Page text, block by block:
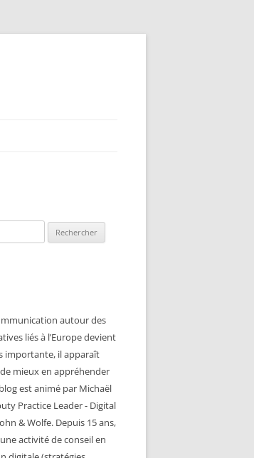
autour des
liés à l’Europe devient
importante, il apparaît
mieux en appréhender
est animé par Michaël
Practice Leader - Digital
& Wolfe. Depuis 15 ans,
activité de conseil en